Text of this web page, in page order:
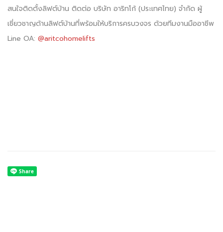
สนใจติดตั้งลิฟต์บ้าน ติดต่อ บริษัท อาริทโก้ (ประเทศไทย) จำกัด ผู้
เชี่ยวชาญด้านลิฟต์บ้านที่พร้อมให้บริการครบวงจร ด้วยทีมงานมืออาชีพ
Line OA: @aritcohomelifts